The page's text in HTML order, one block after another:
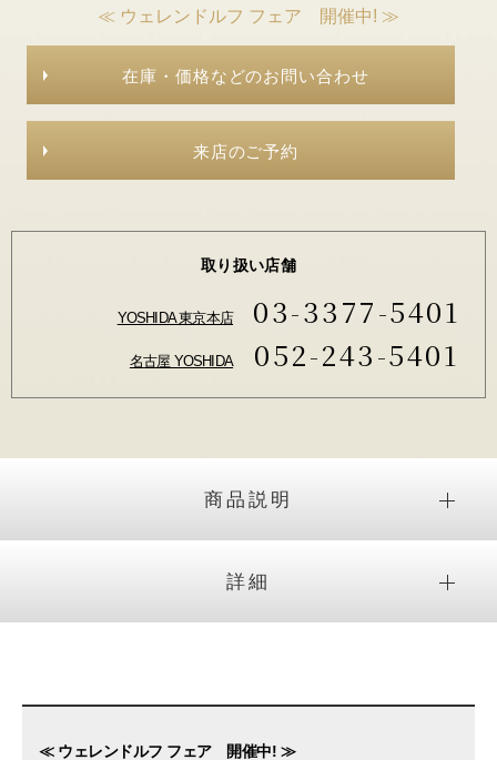
≪ ウェレンドルフ フェア 開催中! ≫
在庫・価格などのお問い合わせ
来店のご予約
取り扱い店舗
YOSHIDA 東京本店 03-3377-5401
名古屋 YOSHIDA 052-243-5401
商品説明
詳細
≪ ウェレンドルフ フェア 開催中! ≫